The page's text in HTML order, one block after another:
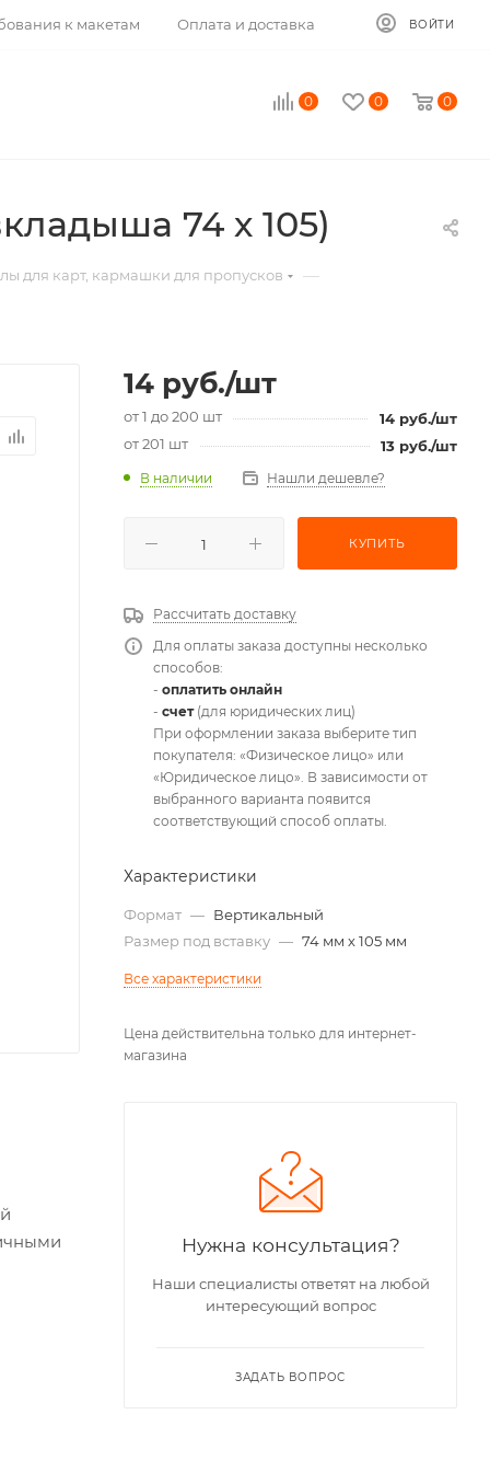
к макетам Оплата и доставка ВОЙТИ
0 0 0
74 х 105)
для карт, кармашки для пропусков —
14 руб./шт
от 1 до 200 шт 14 руб./шт
от 201 шт
13 руб./шт
В наличии Нашли дешевле?
КУПИТЬ
Рассчитать доставку
Для оплаты заказа доступны несколько
способов:
- оплатить онлайн
- счет(для юридических лиц)
При оформлении заказа выберите тип
покупателя: «Физическое лицо» или
«Юридическое лицо». В зависимости от
выбранного варианта появится
соответствующий способ оплаты.
Характеристики
Формат — Вертикальный
Размер под вставку — 74 мм х 105 мм
Все характеристики
Цена действительна только для интернет-
магазина
Нужна консультация?
Наши специалисты ответят на любой
интересующий вопрос
ЗАДАТЬ ВОПРОС